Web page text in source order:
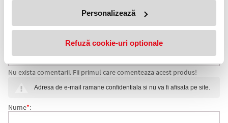
Personalizează
Refuză cookie-uri optionale
• Spirală metalică dublă albă
• Personalizare suport 3 x 21 cm
COMENTARII CALENDAR DE BIROU EUROPE BY NIGHT,
21 X 10 CM, 6 FILE, 2026
Nu exista comentarii. Fii primul care comenteaza acest produs!
Adresa de e-mail ramane confidentiala si nu va fi afisata pe site.
Nume*: